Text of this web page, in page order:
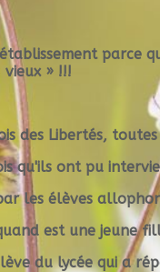
parce
» !!!
des Libertés,
qu'ils ont pu
les élèves
est une jeune
du lycée qui a